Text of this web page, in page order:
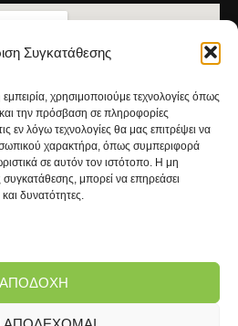
Συγκατάθεσης
χρησιμοποιούμε τεχνολογίες όπως
την πρόσβαση σε πληροφορίες
εν λόγω τεχνολογίες θα μας επιτρέψει να
χαρακτήρα, όπως συμπεριφορά
σε αυτόν τον ιστότοπο. Η μη
μπορεί να επηρεάσει
και δυνατότητες.
ΑΠΟΔΟΧΉ